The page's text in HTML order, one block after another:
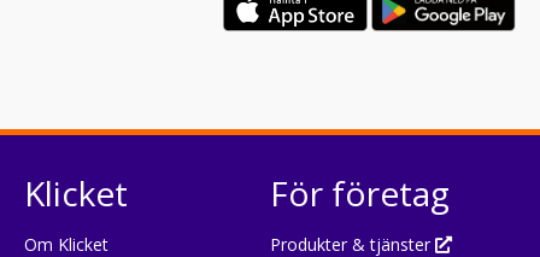
Klicket
Om Klicket
För företag
Produkter & tjänster